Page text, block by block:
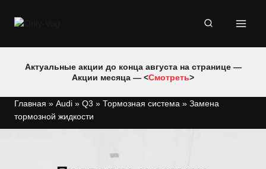
Актуальные акции до конца августа на странице —
Акции месяца — <Смотреть>
Главная » Audi » Q3 » Тормозная система » Замена
тормозной жидкости